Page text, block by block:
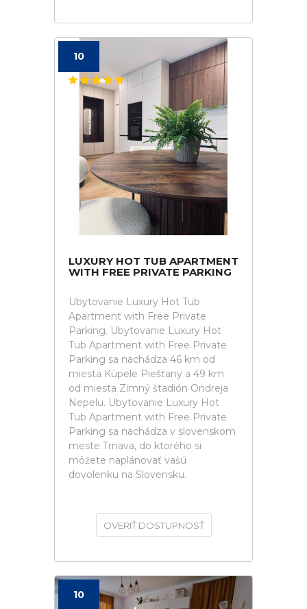
10
LUXURY HOT TUB APARTMENT
WITH FREE PRIVATE PARKING
Ubytovanie Luxury Hot Tub
Apartment with Free Private
Parking. Ubytovanie Luxury Hot
Tub Apartment with Free Private
Parking sa nachádza 46 km od
miesta Kúpele Piešťany a 49 km
od miesta Zimný štadión Ondreja
Nepelu. Ubytovanie Luxury Hot
Tub Apartment with Free Private
Parking sa nachádza v slovenskom
meste Trnava, do ktorého si
môžete naplánovať vašú
dovolenku na Slovensku.
OVERIŤ DOSTUPNOSŤ
10